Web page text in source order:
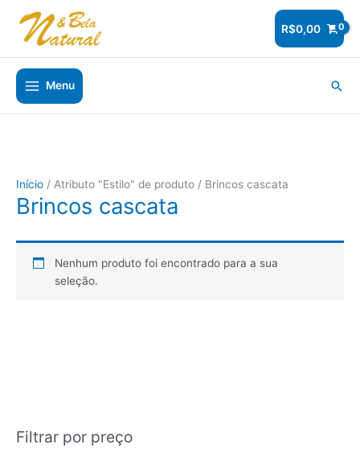
para
conteúdo
R$0,00
Menu
Filtrar por preço
Início / Atributo "Estilo" de produto / Brincos cascata
Brincos cascata
Nenhum produto foi encontrado para a sua
seleção.